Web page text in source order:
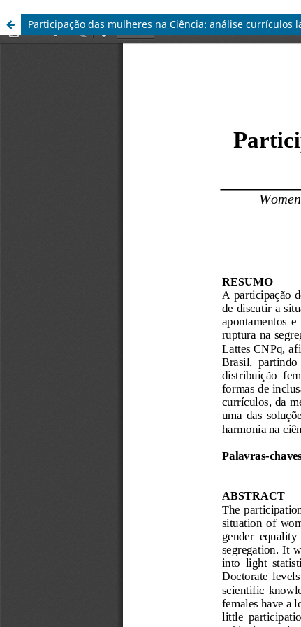
Participação das mulheres na Ciência: análise currículos